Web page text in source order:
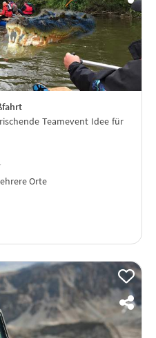
Teamevent Idee für
Orte